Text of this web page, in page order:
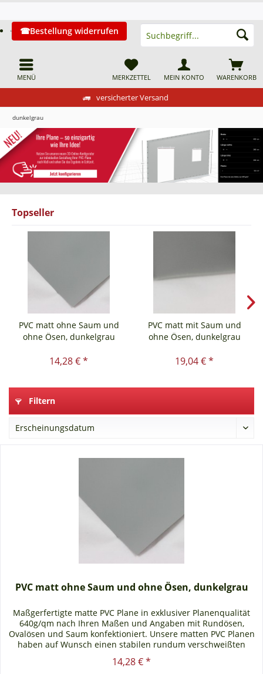
versicherter Versand
MENÜ
Bestellung widerrufen
WARENKORB
MERKZETTEL MEIN KONTO
dunkelgrau
Topseller
PVC matt ohne Saum und
ohne Ösen, dunkelgrau
14,28 € *
PVC matt mit Saum und
ohne Ösen, dunkelgrau
19,04 € *
Filtern
PVC matt ohne Saum und ohne Ösen, dunkelgrau
Maßgerfertigte matte PVC Plane in exklusiver Planenqualität
640g/qm nach Ihren Maßen und Angaben mit Rundösen,
Ovalösen und Saum konfektioniert. Unsere matten PVC Planen
haben auf Wunsch einen stabilen rundum verschweißten
matte PVC Plane lässt sich bei uns mit verzinkten Ösen oder
14,28 € *